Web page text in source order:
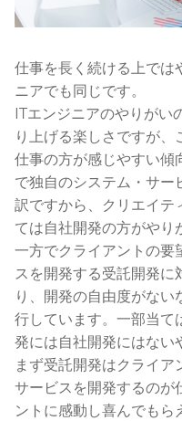
仕事を長く続ける上では
ニアでも同じです。
ITエンジニアのやりがい
り上げる楽しさですが
仕事の方が感じやすい傾
で独自のシステム・サー
訳ですから、クリエイテ
ては自社開発の方がやり
一方でクライアントの要
スを開発する受託開発に
り、開発の自由度がな
行しています。一部当て
発には自社開発にはない
まず受託開発はクライア
サービスを開発するのが
ントに感動し喜んでも